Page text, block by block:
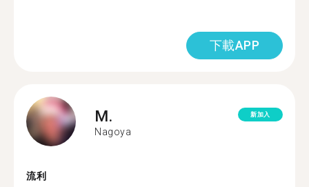
下載APP
M.
Nagoya
新加入
流利